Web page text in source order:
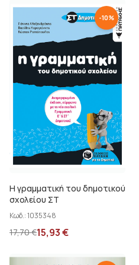
-10%
Η γραμματική του δημοτικού
σχολείου ΣΤ
Κωδ.:1035348
17,70€15,93€